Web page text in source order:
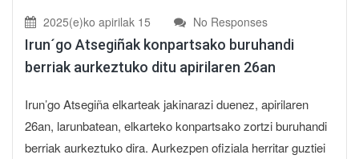
2025(e)ko apirilak 15 No Responses
Irun´go Atsegiñak konpartsako buruhandi
berriak aurkeztuko ditu apirilaren 26an
Irun’go Atsegiña elkarteak jakinarazi duenez, apirilaren
26an, larunbatean, elkarteko konpartsako zortzi buruhandi
berriak aurkeztuko dira. Aurkezpen ofiziala herritar guztiei